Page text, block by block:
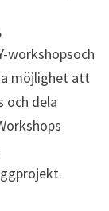
workshopsoch
möjlighet att
och dela